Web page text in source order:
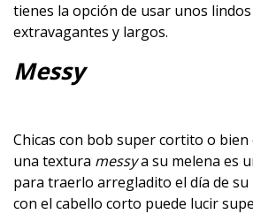
tienes la opción de usar unos
extravagantes y largos.
Messy
Chicas con bob super cortito o bien
una textura messya su melena es
para traerlo arregladito el día de su
con el cabello corto puede lucir